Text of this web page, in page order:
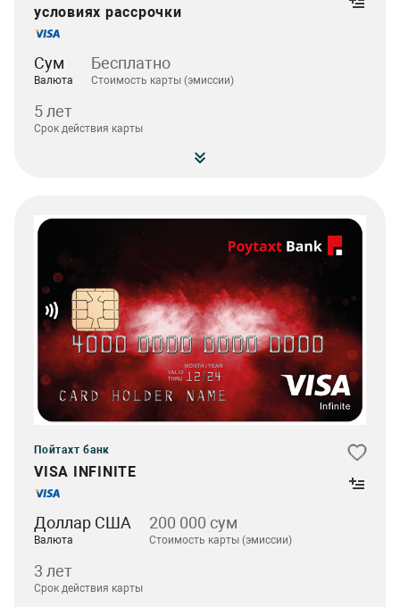
условиях рассрочки
Сум
Валюта
Бесплатно
Стоимость карты (эмиссии)
5 лет
Срок действия карты
Пойтахт банк
VISA INFINITE
Доллар США
Валюта
200 000 сум
Стоимость карты (эмиссии)
3 лет
Срок действия карты